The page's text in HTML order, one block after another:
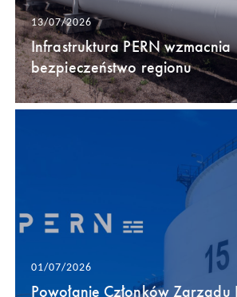
13/07/2026
Infrastruktura PERN wzmacnia
bezpieczeństwo regionu
01/07/2026
Powołanie Członków Zarządu